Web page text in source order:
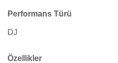
Performans Türü
DJ
Özellikler